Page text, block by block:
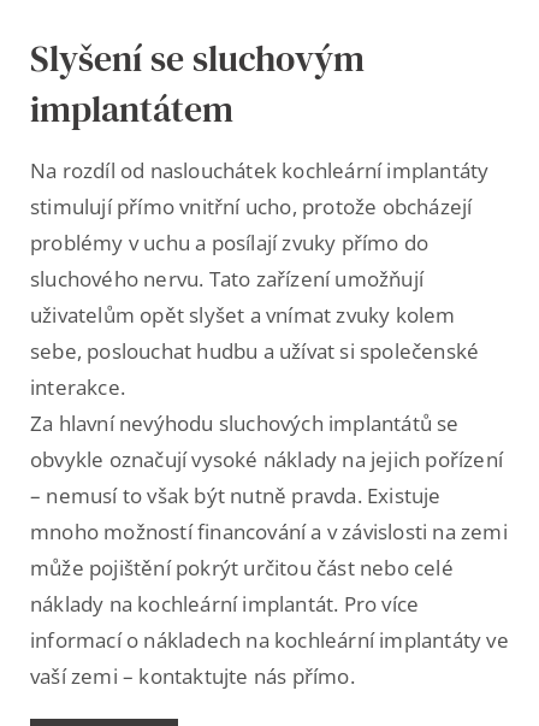
Slyšení se sluchovým
implantátem
Na rozdíl od naslouchátek kochleární implantáty
stimulují přímo vnitřní ucho, protože obcházejí
problémy v uchu a posílají zvuky přímo do
sluchového nervu. Tato zařízení umožňují
uživatelům opět slyšet a vnímat zvuky kolem
sebe, poslouchat hudbu a užívat si společenské
interakce.
Za hlavní nevýhodu sluchových implantátů se
obvykle označují vysoké náklady na jejich pořízení
– nemusí to však být nutně pravda. Existuje
mnoho možností financování a v závislosti na zemi
může pojištění pokrýt určitou část nebo celé
náklady na kochleární implantát. Pro více
informací o nákladech na kochleární implantáty ve
vaší zemi – kontaktujte nás přímo.